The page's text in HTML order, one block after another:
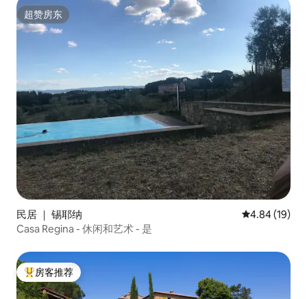
超赞房东
超赞房东
民居 ｜ 锡耶纳 平均评分
4.84 (19)
Casa Regina - 休闲和艺术 - 是
热门「房客推荐」
房客推荐